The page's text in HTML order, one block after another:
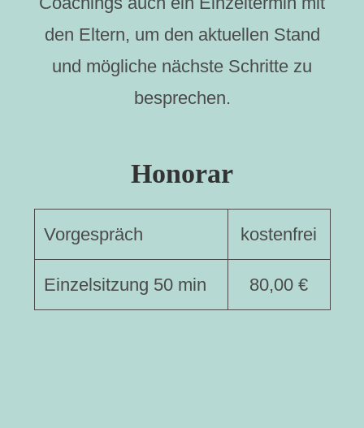
den Eltern, um den aktuellen Stand
und mögliche nächste Schritte zu
besprechen.
Honorar
Vorgespräch kostenfrei
Einzelsitzung 50 min 80,00 €